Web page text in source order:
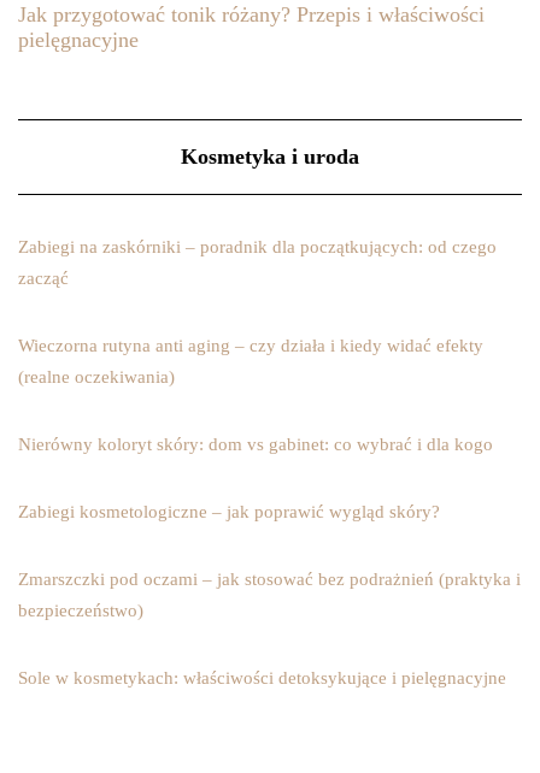
Jak przygotować tonik różany? Przepis i właściwości
pielęgnacyjne
Kosmetyka i uroda
Zabiegi na zaskórniki – poradnik dla początkujących: od czego
zacząć
Wieczorna rutyna anti aging – czy działa i kiedy widać efekty
(realne oczekiwania)
Nierówny koloryt skóry: dom vs gabinet: co wybrać i dla kogo
Zabiegi kosmetologiczne – jak poprawić wygląd skóry?
Zmarszczki pod oczami – jak stosować bez podrażnień (praktyka i
bezpieczeństwo)
Sole w kosmetykach: właściwości detoksykujące i pielęgnacyjne